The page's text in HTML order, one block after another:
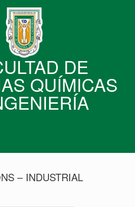
DE
QUÍMICAS
– INDUSTRIAL